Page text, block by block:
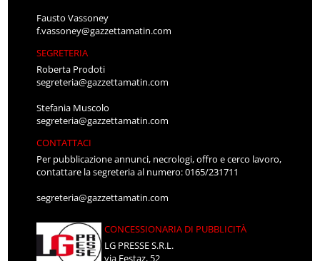
Fausto Vassoney
f.vassoney@gazzettamatin.com
SEGRETERIA
Roberta Prodoti
segreteria@gazzettamatin.com
Stefania Muscolo
segreteria@gazzettamatin.com
CONTATTACI
Per pubblicazione annunci, necrologi, offro e cerco lavoro,
contattare la segreteria al numero: 0165/231711
segreteria@gazzettamatin.com
CONCESSIONARIA DI PUBBLICITÀ
LG PRESSE S.R.L.
via Festaz, 52